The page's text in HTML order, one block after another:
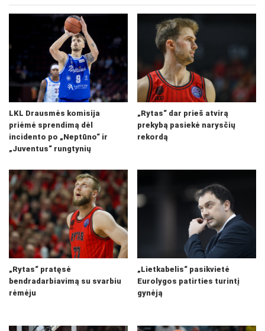
LKL Drausmės komisija
priėmė sprendimą dėl
incidento po „Neptūno“ ir
„Juventus“ rungtynių
„Rytas“ dar prieš atvirą
prekybą pasiekė narysčių
rekordą
„Rytas“ pratęsė
bendradarbiavimą su svarbiu
rėmėju
„Lietkabelis“ pasikvietė
Eurolygos patirties turintį
gynėją